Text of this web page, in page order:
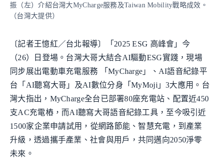
振（左）介紹台灣大MyCharge服務及Taiwan Mobility戰略成效。
（台灣大提供）
〔記者王憶紅／台北報導〕「2025 ESG 高峰會」今
（26）日登場。台灣大哥大結合AI驅動ESG實踐，現場
同步展出電動車充電服務 「MyCharge」、AI語音紀錄平
台「AI聽寫大哥」及AI數位分身「MyMoji」3大應用。台
灣大指出，MyCharge全台已部署80座充電站、配置近450
支AC充電樁，而AI聽寫大哥語音紀錄工具，至今吸引近
1500家企業申請試用，從網路節能、智慧充電，到產業
升級，透過攜手產業、社會與用戶，共同邁向2050淨零
未來。